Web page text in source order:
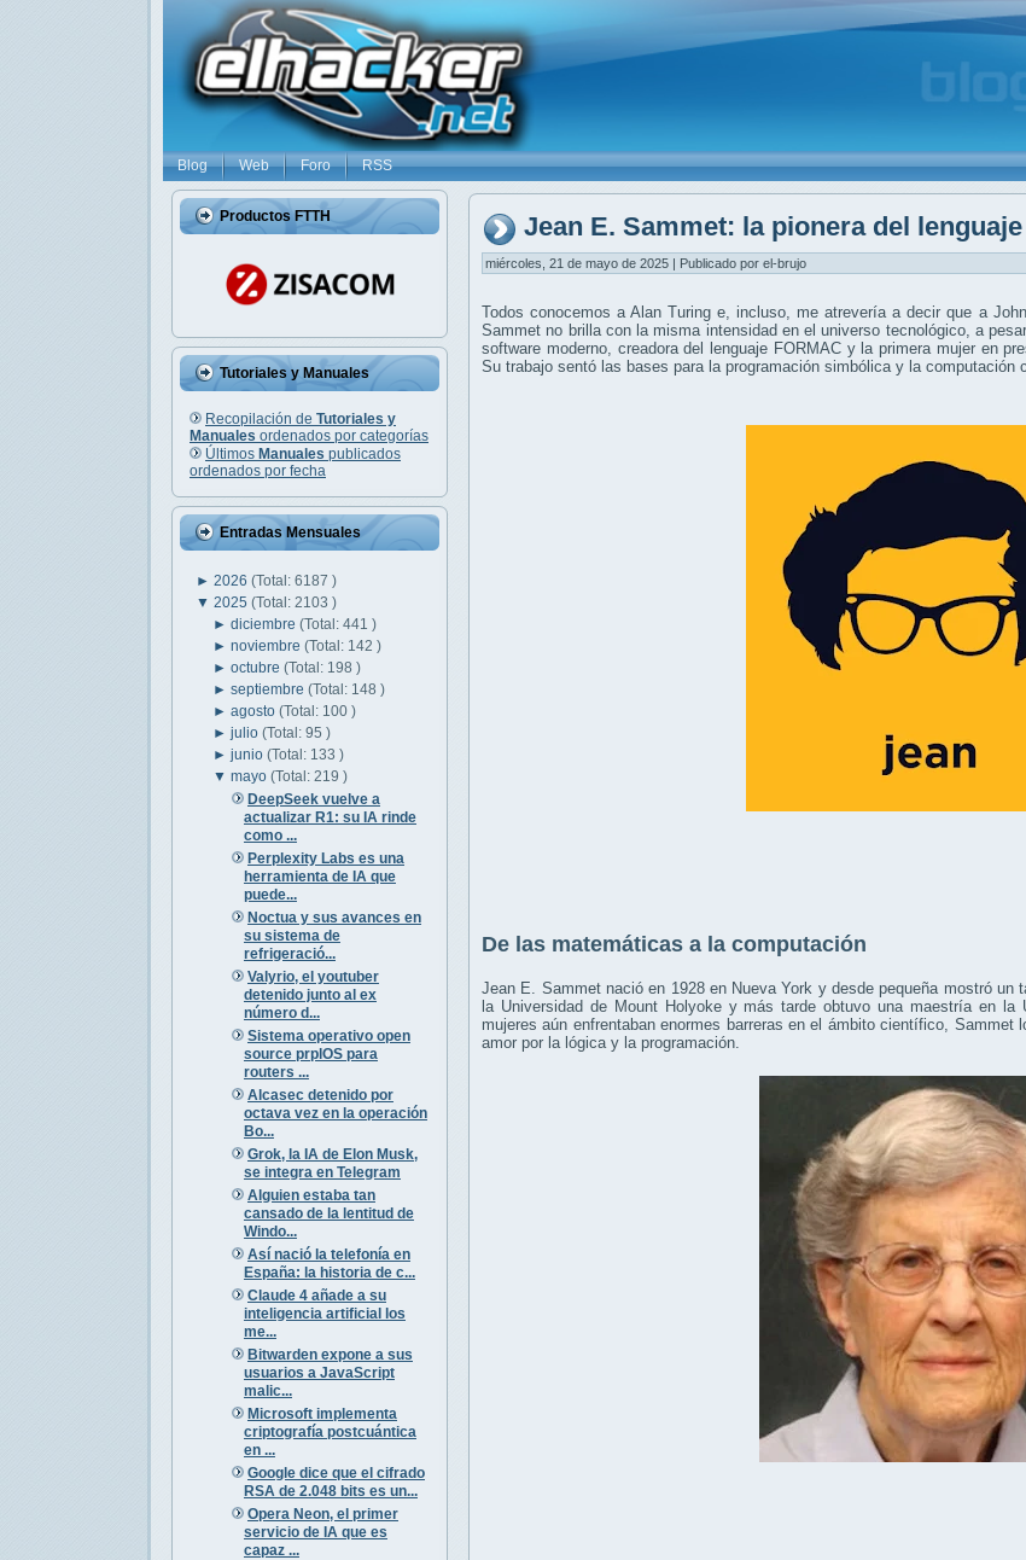
Blog Web Foro RSS
Productos FTTH
Tutoriales y Manuales
Recopilación de Tutoriales y
Manuales ordenados por categorías
Últimos Manuales publicados
ordenados por fecha
Entradas Mensuales
► 2026 (Total: 6187 )
▼ 2025 (Total: 2103 )
►diciembre(Total: 441 )
►noviembre(Total: 142 )
►octubre(Total: 198 )
►septiembre(Total: 148 )
►agosto(Total: 100 )
►julio(Total: 95 )
►junio(Total: 133 )
▼mayo(Total: 219 )
DeepSeek vuelve a
actualizar R1: su IA rinde
como ...
Perplexity Labs es una
herramienta de IA que
puede...
Noctua y sus avances en
su sistema de
refrigeració...
Valyrio, el youtuber
detenido junto al ex
número d...
Sistema operativo open
source prplOS para
routers ...
Alcasec detenido por
octava vez en la operación
Bo...
Grok, la IA de Elon Musk,
se integra en Telegram
Alguien estaba tan
cansado de la lentitud de
Windo...
Así nació la telefonía en
España: la historia de c...
Claude 4 añade a su
inteligencia artificial los
me...
Bitwarden expone a sus
usuarios a JavaScript
malic...
Microsoft implementa
criptografía postcuántica
en ...
Google dice que el cifrado
RSA de 2.048 bits es un...
Opera Neon, el primer
servicio de IA que es
capaz ...
Jean E. Sammet: la pionera del
miércoles, 21 de mayo de 2025 | Publicado por el-brujo
Todos conocemos a Alan Turing e, incluso, me atrevería a decir que a
Sammet no brilla con la misma intensidad en el universo tecnológico, a
software moderno, creadora del lenguaje FORMAC y la primera mujer en
Su trabajo sentó las bases para la programación simbólica y la computación
De las matemáticas a la computación
Jean E. Sammet nació en 1928 en Nueva York y desde pequeña mostró
la Universidad de Mount Holyoke y más tarde obtuvo una maestría en
mujeres aún enfrentaban enormes barreras en el ámbito científico, Sammet
amor por la lógica y la programación.